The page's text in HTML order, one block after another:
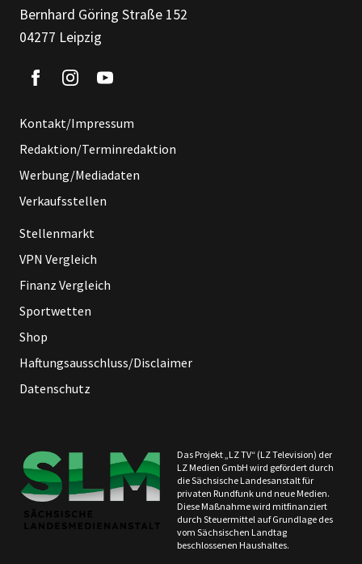
Bernhard Göring Straße 152
04277 Leipzig
Kontakt/Impressum
Redaktion/Terminredaktion
Werbung/Mediadaten
Verkaufsstellen
Stellenmarkt
VPN Vergleich
Finanz Vergleich
Sportwetten
Shop
Haftungsausschluss/Disclaimer
Datenschutz
Das Projekt „LZ TV“ (LZ Television) der
LZ Medien GmbH wird gefördert durch
die Sächsische Landesanstalt für
privaten Rundfunk und neue Medien.
Diese Maßnahme wird mitfinanziert
durch Steuermittel auf Grundlage des
vom Sächsischen Landtag
beschlossenen Haushaltes.